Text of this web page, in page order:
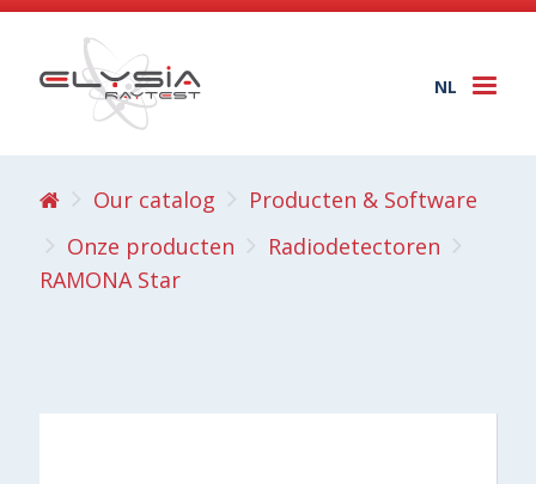
NL
Our catalog
Producten & Software
Onze producten
Radiodetectoren
RAMONA Star